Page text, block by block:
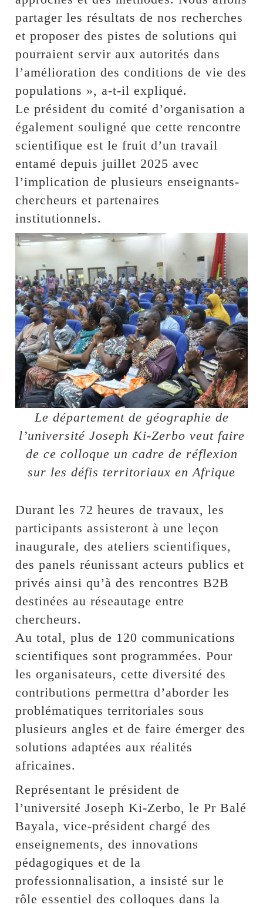
partager les résultats de nos recherches
et proposer des pistes de solutions qui
pourraient servir aux autorités dans
l’amélioration des conditions de vie des
populations », a-t-il expliqué.
Le président du comité d’organisation a
également souligné que cette rencontre
scientifique est le fruit d’un travail
entamé depuis juillet 2025 avec
l’implication de plusieurs enseignants-
chercheurs et partenaires
institutionnels.
Le département de géographie de
l’université Joseph Ki-Zerbo veut faire
de ce colloque un cadre de réflexion
sur les défis territoriaux en Afrique
Durant les 72 heures de travaux, les
participants assisteront à une leçon
inaugurale, des ateliers scientifiques,
des panels réunissant acteurs publics et
privés ainsi qu’à des rencontres B2B
destinées au réseautage entre
chercheurs.
Au total, plus de 120 communications
scientifiques sont programmées. Pour
les organisateurs, cette diversité des
contributions permettra d’aborder les
problématiques territoriales sous
plusieurs angles et de faire émerger des
solutions adaptées aux réalités
africaines.
Représentant le président de
l’université Joseph Ki-Zerbo, le Pr Balé
Bayala, vice-président chargé des
enseignements, des innovations
pédagogiques et de la
professionnalisation, a insisté sur le
rôle essentiel des colloques dans la